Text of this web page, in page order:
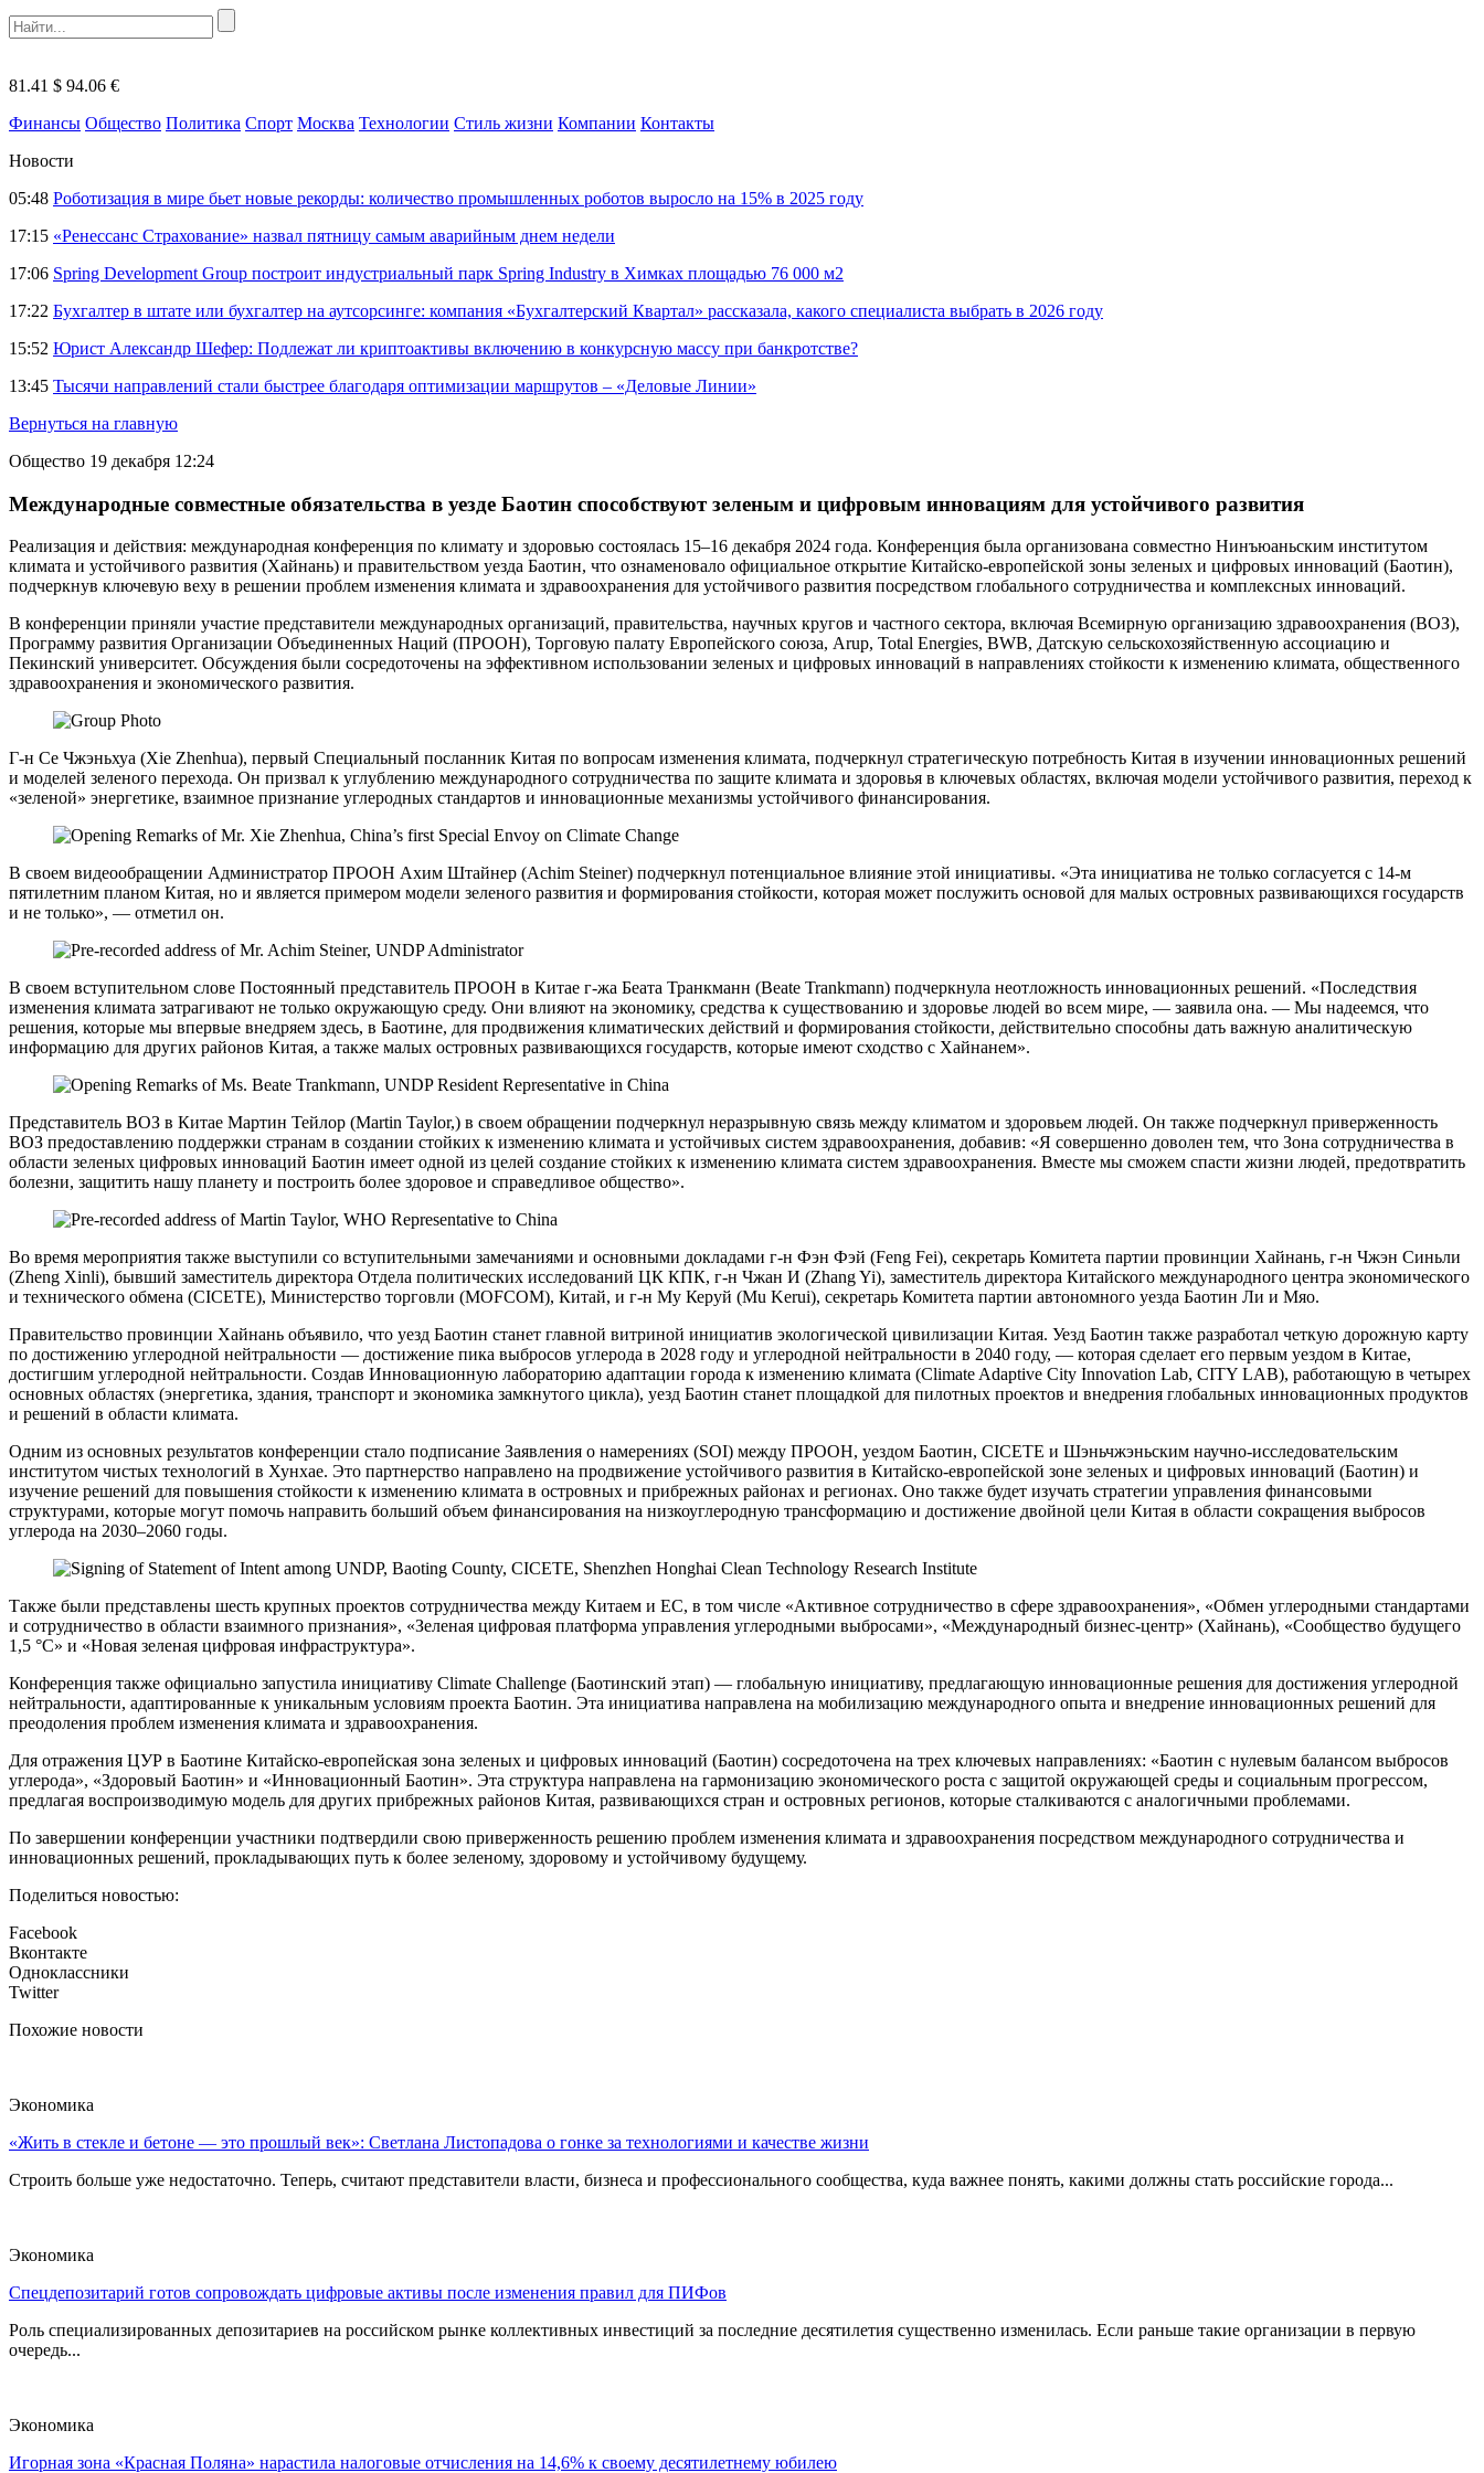
81.41 $ 94.06 €
Финансы Общество Политика Спорт Москва Технологии Стиль жизни Компании Контакты
Новости
05:48 Роботизация в мире бьет новые рекорды: количество промышленных роботов выросло на 15% в 2025 году
17:15 «Ренессанс Страхование» назвал пятницу самым аварийным днем недели
17:06 Spring Development Group построит индустриальный парк Spring Industry в Химках площадью 76 000 м2
17:22 Бухгалтер в штате или бухгалтер на аутсорсинге: компания «Бухгалтерский Квартал» рассказала, какого специалиста выбрать в 2026 году
15:52 Юрист Александр Шефер: Подлежат ли криптоактивы включению в конкурсную массу при банкротстве?
13:45 Тысячи направлений стали быстрее благодаря оптимизации маршрутов – «Деловые Линии»
Вернуться на главную
Общество 19 декабря 12:24
Международные совместные обязательства в уезде Баотин способствуют зеленым и цифровым инновациям для устойчивого развития
Реализация и действия: международная конференция по климату и здоровью состоялась 15–16 декабря 2024 года. Конференция была организована совместно Нинъюаньским институтом
климата и устойчивого развития (Хайнань) и правительством уезда Баотин, что ознаменовало официальное открытие Китайско-европейской зоны зеленых и цифровых инноваций (Баотин),
подчеркнув ключевую веху в решении проблем изменения климата и здравоохранения для устойчивого развития посредством глобального сотрудничества и комплексных инноваций.
В конференции приняли участие представители международных организаций, правительства, научных кругов и частного сектора, включая Всемирную организацию здравоохранения (ВОЗ),
Программу развития Организации Объединенных Наций (ПРООН), Торговую палату Европейского союза, Arup, Total Energies, BWB, Датскую сельскохозяйственную ассоциацию и
Пекинский университет. Обсуждения были сосредоточены на эффективном использовании зеленых и цифровых инноваций в направлениях стойкости к изменению климата, общественного
здравоохранения и экономического развития.
Г-н Се Чжэньхуа (Xie Zhenhua), первый Специальный посланник Китая по вопросам изменения климата, подчеркнул стратегическую потребность Китая в изучении инновационных решений
и моделей зеленого перехода. Он призвал к углублению международного сотрудничества по защите климата и здоровья в ключевых областях, включая модели устойчивого развития, переход к
«зеленой» энергетике, взаимное признание углеродных стандартов и инновационные механизмы устойчивого финансирования.
В своем видеообращении Администратор ПРООН Ахим Штайнер (Achim Steiner) подчеркнул потенциальное влияние этой инициативы. «Эта инициатива не только согласуется с 14-м
пятилетним планом Китая, но и является примером модели зеленого развития и формирования стойкости, которая может послужить основой для малых островных развивающихся государств
и не только», — отметил он.
В своем вступительном слове Постоянный представитель ПРООН в Китае г-жа Беата Транкманн (Beate Trankmann) подчеркнула неотложность инновационных решений. «Последствия
изменения климата затрагивают не только окружающую среду. Они влияют на экономику, средства к существованию и здоровье людей во всем мире, — заявила она. — Мы надеемся, что
решения, которые мы впервые внедряем здесь, в Баотине, для продвижения климатических действий и формирования стойкости, действительно способны дать важную аналитическую
информацию для других районов Китая, а также малых островных развивающихся государств, которые имеют сходство с Хайнанем».
Представитель ВОЗ в Китае Мартин Тейлор (Martin Taylor,) в своем обращении подчеркнул неразрывную связь между климатом и здоровьем людей. Он также подчеркнул приверженность
ВОЗ предоставлению поддержки странам в создании стойких к изменению климата и устойчивых систем здравоохранения, добавив: «Я совершенно доволен тем, что Зона сотрудничества в
области зеленых цифровых инноваций Баотин имеет одной из целей создание стойких к изменению климата систем здравоохранения. Вместе мы сможем спасти жизни людей, предотвратить
болезни, защитить нашу планету и построить более здоровое и справедливое общество».
Во время мероприятия также выступили со вступительными замечаниями и основными докладами г-н Фэн Фэй (Feng Fei), секретарь Комитета партии провинции Хайнань, г-н Чжэн Синьли
(Zheng Xinli), бывший заместитель директора Отдела политических исследований ЦК КПК, г-н Чжан И (Zhang Yi), заместитель директора Китайского международного центра экономического
и технического обмена (CICETE), Министерство торговли (MOFCOM), Китай, и г-н Му Керуй (Mu Kerui), секретарь Комитета партии автономного уезда Баотин Ли и Мяо.
Правительство провинции Хайнань объявило, что уезд Баотин станет главной витриной инициатив экологической цивилизации Китая. Уезд Баотин также разработал четкую дорожную карту
по достижению углеродной нейтральности — достижение пика выбросов углерода в 2028 году и углеродной нейтральности в 2040 году, — которая сделает его первым уездом в Китае,
достигшим углеродной нейтральности. Создав Инновационную лабораторию адаптации города к изменению климата (Climate Adaptive City Innovation Lab, CITY LAB), работающую в четырех
основных областях (энергетика, здания, транспорт и экономика замкнутого цикла), уезд Баотин станет площадкой для пилотных проектов и внедрения глобальных инновационных продуктов
и решений в области климата.
Одним из основных результатов конференции стало подписание Заявления о намерениях (SOI) между ПРООН, уездом Баотин, CICETE и Шэньчжэньским научно-исследовательским
институтом чистых технологий в Хунхае. Это партнерство направлено на продвижение устойчивого развития в Китайско-европейской зоне зеленых и цифровых инноваций (Баотин) и
изучение решений для повышения стойкости к изменению климата в островных и прибрежных районах и регионах. Оно также будет изучать стратегии управления финансовыми
структурами, которые могут помочь направить больший объем финансирования на низкоуглеродную трансформацию и достижение двойной цели Китая в области сокращения выбросов
углерода на 2030–2060 годы.
Также были представлены шесть крупных проектов сотрудничества между Китаем и ЕС, в том числе «Активное сотрудничество в сфере здравоохранения», «Обмен углеродными стандартами
и сотрудничество в области взаимного признания», «Зеленая цифровая платформа управления углеродными выбросами», «Международный бизнес-центр» (Хайнань), «Сообщество будущего
1,5 °C» и «Новая зеленая цифровая инфраструктура».
Конференция также официально запустила инициативу Climate Challenge (Баотинский этап) — глобальную инициативу, предлагающую инновационные решения для достижения углеродной
нейтральности, адаптированные к уникальным условиям проекта Баотин. Эта инициатива направлена на мобилизацию международного опыта и внедрение инновационных решений для
преодоления проблем изменения климата и здравоохранения.
Для отражения ЦУР в Баотине Китайско-европейская зона зеленых и цифровых инноваций (Баотин) сосредоточена на трех ключевых направлениях: «Баотин с нулевым балансом выбросов
углерода», «Здоровый Баотин» и «Инновационный Баотин». Эта структура направлена на гармонизацию экономического роста с защитой окружающей среды и социальным прогрессом,
предлагая воспроизводимую модель для других прибрежных районов Китая, развивающихся стран и островных регионов, которые сталкиваются с аналогичными проблемами.
По завершении конференции участники подтвердили свою приверженность решению проблем изменения климата и здравоохранения посредством международного сотрудничества и
инновационных решений, прокладывающих путь к более зеленому, здоровому и устойчивому будущему.
Поделиться новостью:
Facebook
Вконтакте
Одноклассники
Twitter
Похожие новости
Экономика
«Жить в стекле и бетоне — это прошлый век»: Светлана Листопадова о гонке за технологиями и качестве жизни
Строить больше уже недостаточно. Теперь, считают представители власти, бизнеса и профессионального сообщества, куда важнее понять, какими должны стать российские города...
Экономика
Спецдепозитарий готов сопровождать цифровые активы после изменения правил для ПИФов
Роль специализированных депозитариев на российском рынке коллективных инвестиций за последние десятилетия существенно изменилась. Если раньше такие организации в первую
очередь...
Экономика
Игорная зона «Красная Поляна» нарастила налоговые отчисления на 14,6% к своему десятилетнему юбилею